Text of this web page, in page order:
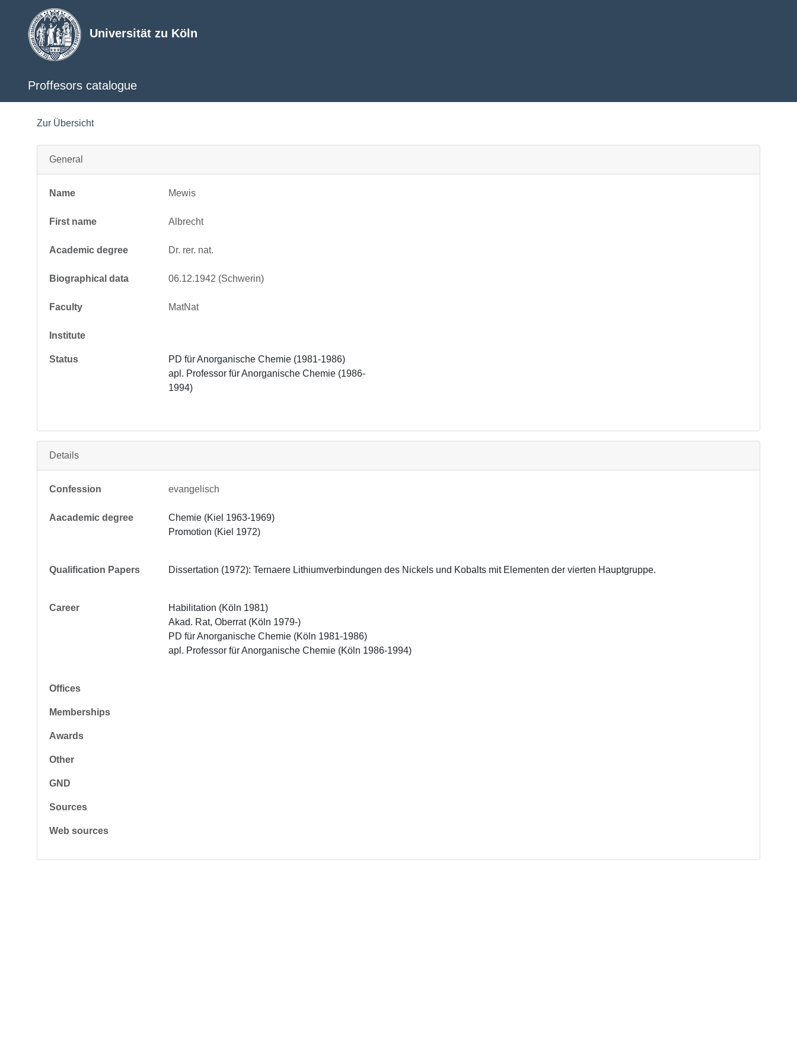
Universität zu Köln
Proffesors catalogue
Zur Übersicht
General
Name Mewis
First name Albrecht
Academic degree Dr. rer. nat.
Biographical data 06.12.1942 (Schwerin)
Faculty MatNat
Institute
Status
PD für Anorganische Chemie (1981-1986)
apl. Professor für Anorganische Chemie (1986-
1994)
Details
Confession evangelisch
Aacademic degree
Chemie (Kiel 1963-1969)
Promotion (Kiel 1972)
Qualification Papers Dissertation (1972): Ternaere Lithiumverbindungen des Nickels und Kobalts mit Elementen der vierten Hauptgruppe.
Career
Habilitation (Köln 1981)
Akad. Rat, Oberrat (Köln 1979-)
PD für Anorganische Chemie (Köln 1981-1986)
apl. Professor für Anorganische Chemie (Köln 1986-1994)
Offices
Memberships
Awards
Other
GND
Sources
Web sources